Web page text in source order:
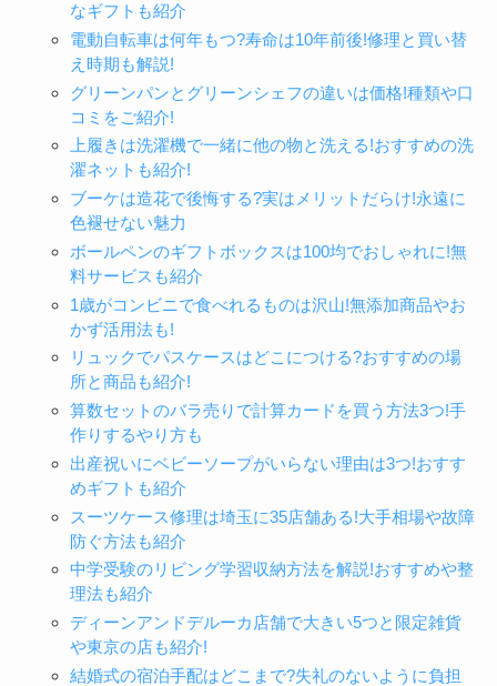
なギフトも紹介
電動自転車は何年もつ?寿命は10年前後!修理と買い替
え時期も解説!
グリーンパンとグリーンシェフの違いは価格!種類や口
コミをご紹介!
上履きは洗濯機で一緒に他の物と洗える!おすすめの洗
濯ネットも紹介!
ブーケは造花で後悔する?実はメリットだらけ!永遠に
色褪せない魅力
ボールペンのギフトボックスは100均でおしゃれに!無
料サービスも紹介
1歳がコンビニで食べれるものは沢山!無添加商品やお
かず活用法も!
リュックでパスケースはどこにつける?おすすめの場
所と商品も紹介!
算数セットのバラ売りで計算カードを買う方法3つ!手
作りするやり方も
出産祝いにベビーソープがいらない理由は3つ!おすす
めギフトも紹介
スーツケース修理は埼玉に35店舗ある!大手相場や故障
防ぐ方法も紹介
中学受験のリビング学習収納方法を解説!おすすめや整
理法も紹介
ディーンアンドデルーカ店舗で大きい5つと限定雑貨
や東京の店も紹介!
結婚式の宿泊手配はどこまで?失礼のないように負担